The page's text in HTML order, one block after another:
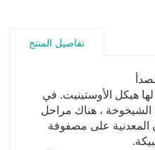
تفاصيل المنتج
لها هيكل الأوستينيت. في
الشيخوخة ، هناك مراحل
المعدنية على مصفوفة